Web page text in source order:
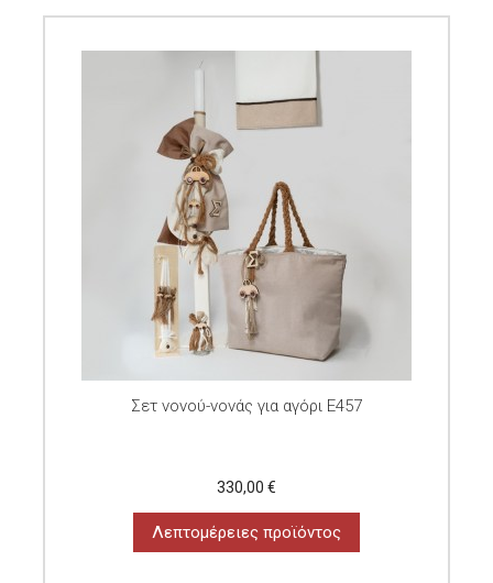
Σετ νονού-νονάς για αγόρι E457
330,00 €
Λεπτομέρειες προϊόντος